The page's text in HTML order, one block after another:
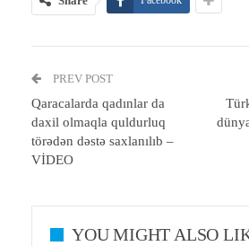
PREV POST
Qaracalarda qadınlar da
daxil olmaqla quldurluq
törədən dəstə saxlanılıb –
VİDEO
YOU MIGHT ALSO